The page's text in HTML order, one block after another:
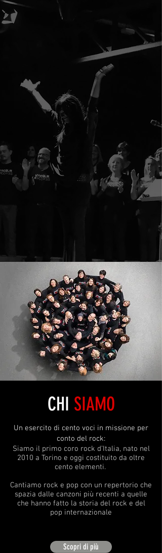
CHI SIAMO
Un esercito di cento voci in missione per
conto del rock:
Siamo il primo coro rock d’Italia, nato nel
2010 a Torino e oggi costituito da oltre
cento elementi.
Cantiamo rock e pop con un repertorio che
spazia dalle canzoni più recenti a quelle
che hanno fatto la storia del rock e del
pop internazionale
Scopri di più